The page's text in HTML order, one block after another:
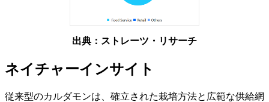
出典：ストレーツ・リサーチ
ネイチャーインサイト
従来型のカルダモンは、確立された栽培方法と広範な供給網